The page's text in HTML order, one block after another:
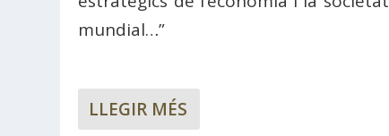
mundial…”
LLEGIR MÉS